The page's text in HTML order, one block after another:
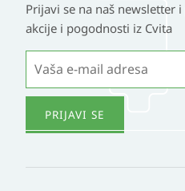
Prijavi se na naš newsletter
akcije i pogodnosti iz Cvita